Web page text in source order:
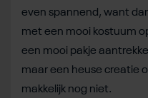
even spannend, want
met een mooi kostuum
een mooi pakje
maar een heuse creatie
makkelijk nog niet.